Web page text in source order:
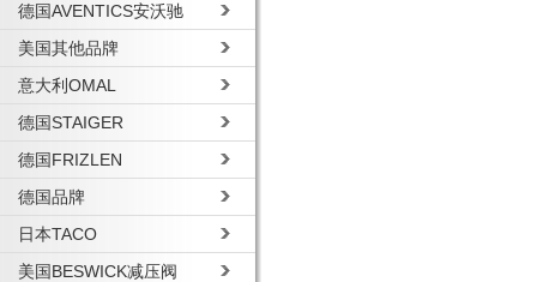
德国AVENTICS安沃驰
美国其他品牌
意大利OMAL
德国STAIGER
德国FRIZLEN
德国品牌
日本TACO
美国BESWICK减压阀